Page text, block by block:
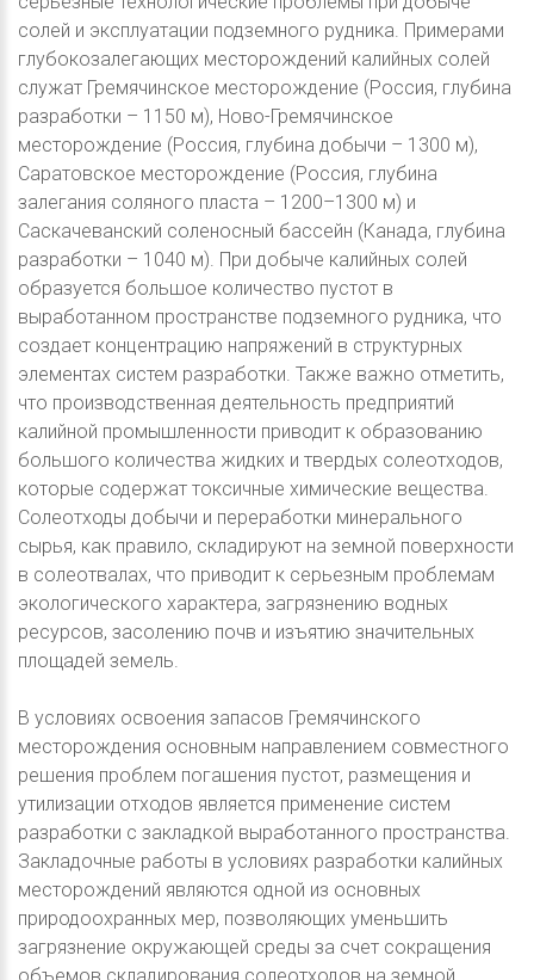
солей и эксплуатации подземного рудника. Примерами
глубокозалегающих месторождений калийных солей
служат Гремячинское месторождение (Россия, глубина
разработки – 1150 м), Ново-Гремячинское
месторождение (Россия, глубина добычи – 1300 м),
Саратовское месторождение (Россия, глубина
залегания соляного пласта – 1200–1300 м) и
Саскачеванский соленосный бассейн (Канада, глубина
разработки – 1040 м). При добыче калийных солей
образуется большое количество пустот в
выработанном пространстве подземного рудника, что
создает концентрацию напряжений в структурных
элементах систем разработки. Также важно отметить,
что производственная деятельность предприятий
калийной промышленности приводит к образованию
большого количества жидких и твердых солеотходов,
которые содержат токсичные химические вещества.
Солеотходы добычи и переработки минерального
сырья, как правило, складируют на земной поверхности
в солеотвалах, что приводит к серьезным проблемам
экологического характера, загрязнению водных
ресурсов, засолению почв и изъятию значительных
площадей земель.
В условиях освоения запасов Гремячинского
месторождения основным направлением совместного
решения проблем погашения пустот, размещения и
утилизации отходов является применение систем
разработки с закладкой выработанного пространства.
Закладочные работы в условиях разработки калийных
месторождений являются одной из основных
природоохранных мер, позволяющих уменьшить
загрязнение окружающей среды за счет сокращения